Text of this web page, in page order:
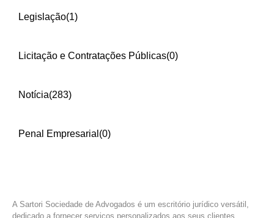
Legislação(1)
Licitação e Contratações Públicas(0)
Notícia(283)
Penal Empresarial (0)
A Sartori Sociedade de Advogados é um escritório jurídico versátil,
dedicado a fornecer serviços personalizados aos seus clientes